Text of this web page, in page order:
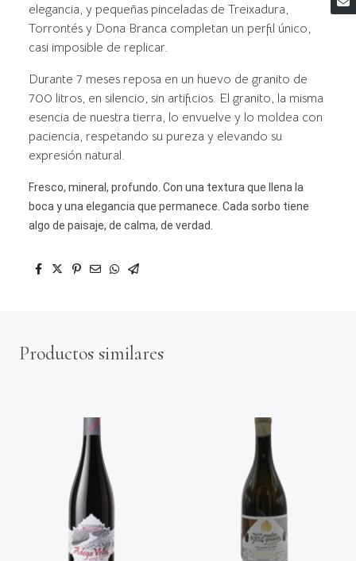
elegancia, y pequeñas pinceladas de Treixadura,
Torrontés y Dona Branca completan un perfil único,
casi imposible de replicar.
Durante 7 meses reposa en un huevo de granito de
700 litros, en silencio, sin artificios. El granito, la misma
esencia de nuestra tierra, lo envuelve y lo moldea con
paciencia, respetando su pureza y elevando su
expresión natural.
Fresco, mineral, profundo. Con una textura que llena la
boca y una elegancia que permanece. Cada sorbo tiene
algo de paisaje, de calma, de verdad.
Productos similares